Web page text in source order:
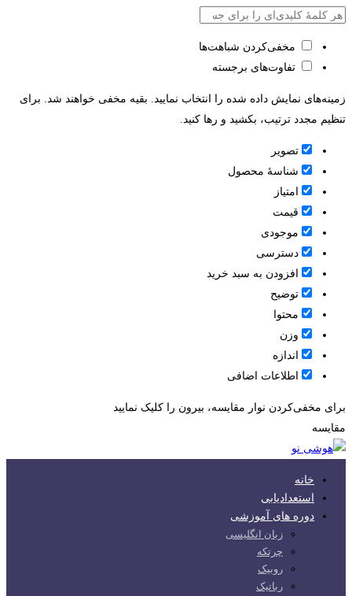
مخفی‌کردن شباهت‌ها
تفاوت‌های برجسته
زمینه‌های نمایش داده شده را انتخاب نمایید. بقیه مخفی خواهند شد. برای
تنظیم مجدد ترتیب، بکشید و رها کنید.
تصویر
شناسۀ محصول
امتیاز
قيمت
موجودی
دسترسی
افزودن به سبد خرید
توضیح
محتوا
وزن
اندازه
اطلاعات اضافی
برای مخفی‌کردن نوار مقایسه، بیرون را کلیک نمایید
مقایسه
خانه
استعدادیابی
دوره های آموزشی
زبان انگلیسی
چرتکه
روبیک
رباتیک